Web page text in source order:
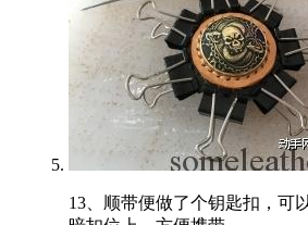
13、顺带便做了个钥匙扣，可